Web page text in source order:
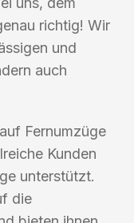
richtig! Wir
und
auch
Fernumzüge
Kunden
unterstützt.
die